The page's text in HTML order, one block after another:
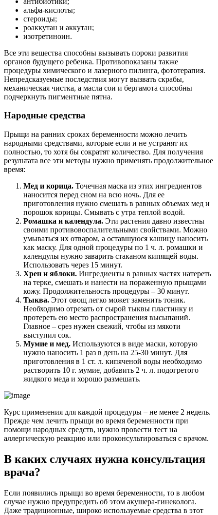
альфа-кислоты;
стероиды;
роаккутан и аккутан;
изотретиноин.
Все эти вещества способны вызывать пороки развития
органов будущего ребенка. Противопоказаны также
процедуры химического и лазерного пилинга, фототерапия.
Непредсказуемые последствия могут вызвать скрабы,
механическая чистка, а масла сои и бергамота способны
подчеркнуть пигментные пятна.
Народные средства
Прыщи на ранних сроках беременности можно лечить
народными средствами, которые если и не устранят их
полностью, то хотя бы сократят количество. Для получения
результата все эти методы нужно применять продолжительное
время:
Мед и корица. Точечная маска из этих ингредиентов
наносится перед сном на всю ночь. Для ее
приготовления нужно смешать в равных объемах мед и
порошок корицы. Смывать с утра теплой водой.
Ромашка и календула. Эти растения давно известны
своими противовоспалительными свойствами. Можно
умываться их отваром, а оставшуюся кашицу наносить
как маску. Для одной процедуры по 1 ч. л. ромашки и
календулы нужно заварить стаканом кипящей воды.
Использовать через 15 минут.
Хрен и яблоки. Ингредиенты в равных частях натереть
на терке, смешать и нанести на пораженную прыщами
кожу. Продолжительность процедуры – 30 минут.
Тыква. Этот овощ легко может заменить тоник.
Необходимо отрезать от сырой тыквы пластинку и
протереть ею место распространения высыпаний.
Главное – срез нужен свежий, чтобы из мякоти
выступил сок.
Мумие и мед. Используются в виде маски, которую
нужно наносить 1 раз в день на 25-30 минут. Для
приготовления в 1 ст. л. кипяченой воды необходимо
растворить 10 г. мумие, добавить 2 ч. л. подогретого
жидкого меда и хорошо размешать.
Курс применения для каждой процедуры – не менее 2 недель.
Прежде чем лечить прыщи во время беременности при
помощи народных средств, нужно провести тест на
аллергическую реакцию или проконсультироваться с врачом.
В каких случаях нужна консультация
врача?
Если появились прыщи во время беременности, то в любом
случае нужно предупредить об этом акушера-гинеколога.
Даже традиционные, широко используемые средства в этот